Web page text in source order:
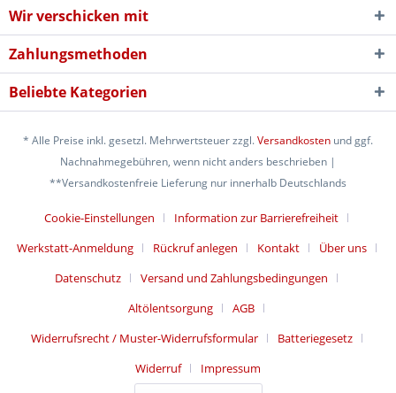
Wir verschicken mit
Zahlungsmethoden
Beliebte Kategorien
* Alle Preise inkl. gesetzl. Mehrwertsteuer zzgl.Versandkosten und ggf.
Nachnahmegebühren, wenn nicht anders beschrieben |
**Versandkostenfreie Lieferung nur innerhalb Deutschlands
Cookie-Einstellungen
Information zur Barrierefreiheit
Werkstatt-Anmeldung
Rückruf anlegen Kontakt
Über uns
Datenschutz
Versand und Zahlungsbedingungen
Altölentsorgung
AGB
Widerrufsrecht / Muster-Widerrufsformular
Batteriegesetz
Widerruf
Impressum